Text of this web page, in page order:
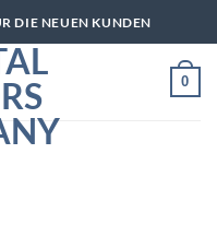
DIE NEUEN KUNDEN
0